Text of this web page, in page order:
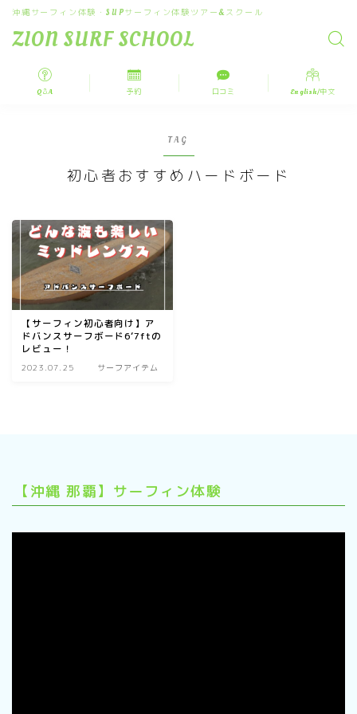
ZION SURF SCHOOL
沖縄サーフィン体験・SUPサーフィン体験ツアー&スクール
Q＆A 予約 口コミ English/中文
TAG
初心者おすすめハードボード
【サーフィン初心者向け】ア
ドバンスサーフボード6‘7ftの
レビュー！
2023.07.25 サーフアイテム
【沖縄 那覇】サーフィン体験